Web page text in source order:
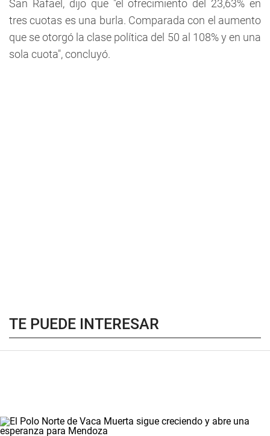
San Rafael, dijo que "el ofrecimiento del 23,63% en
tres cuotas es una burla. Comparada con el aumento
que se otorgó la clase política del 50 al 108% y en una
sola cuota", concluyó.
TE PUEDE INTERESAR